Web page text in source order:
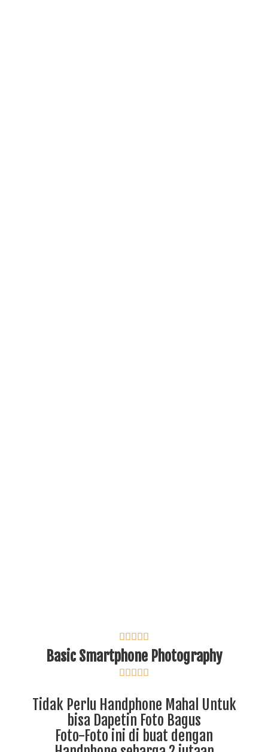

Basic Smartphone Photography

Tidak Perlu Handphone Mahal Untuk
bisa Dapetin Foto Bagus
Foto-Foto ini di buat dengan